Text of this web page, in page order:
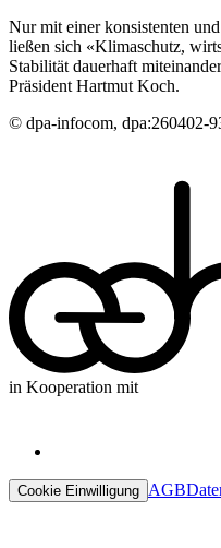
Nur mit einer konsistenten
ließen sich «Klimaschutz,
Stabilität dauerhaft
Präsident Hartmut Koch.
© dpa-infocom, dpa:260402-
in Kooperation mit
Cookie Einwilligung AGB